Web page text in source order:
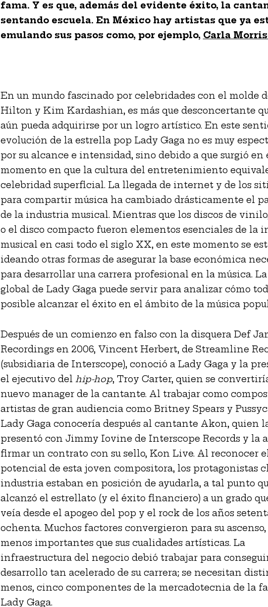
fama. Y es que, además del evidente éxito, la
sentando escuela. En México hay artistas que ya
emulando sus pasos como, por ejemplo, Carla
En un mundo fascinado por celebridades con el molde
Hilton y Kim Kardashian, es más que desconcertante
aún pueda adquirirse por un logro artístico. En este
evolución de la estrella pop Lady Gaga no es muy
por su alcance e intensidad, sino debido a que surgió en
momento en que la cultura del entretenimiento
celebridad superficial. La llegada de internet y de los
para compartir música ha cambiado drásticamente el
de la industria musical. Mientras que los discos de
o el disco compacto fueron elementos esenciales de la
musical en casi todo el siglo XX, en este momento se
ideando otras formas de asegurar la base económica
para desarrollar una carrera profesional en la música.
global de Lady Gaga puede servir para analizar cómo
posible alcanzar el éxito en el ámbito de la música
Después de un comienzo en falso con la disquera Def
Recordings en 2006, Vincent Herbert, de Streamline
(subsidiaria de Interscope), conoció a Lady Gaga y la
el ejecutivo del hip-hop, Troy Carter, quien se
nuevo manager de la cantante. Al trabajar como
artistas de gran audiencia como Britney Spears y
Lady Gaga conocería después al cantante Akon, quien
presentó con Jimmy Iovine de Interscope Records y la
firmar un contrato con su sello, Kon Live. Al reconocer
potencial de esta joven compositora, los protagonistas
industria estaban en posición de ayudarla, a tal punto
alcanzó el estrellato (y el éxito financiero) a un grado
veía desde el apogeo del pop y el rock de los años
ochenta. Muchos factores convergieron para su ascenso,
menos importantes que sus cualidades artísticas. La
infraestructura del negocio debió trabajar para
desarrollo tan acelerado de su carrera; se necesitan
menos, cinco componentes de la mercadotecnia de la
Lady Gaga.